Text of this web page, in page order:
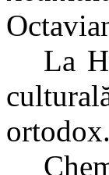
La
ortodox.